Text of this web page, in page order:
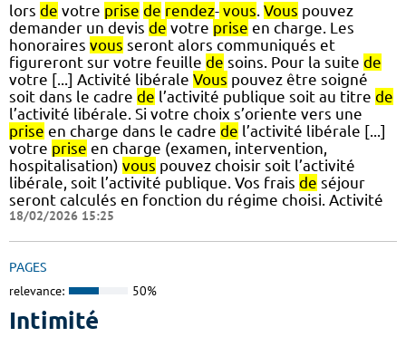
lors de votre prise de rendez- vous Vous pouvez
demander un devis de votre prise en charge. Les
honoraires vous seront alors communiqués et
figureront sur votre feuille de soins. Pour la suite de
votre [...] Activité libérale Vous pouvez être soigné
soit dans le cadre de l’activité publique soit au titre de
l’activité libérale. Si votre choix s’oriente vers une
prise en charge dans le cadre de l’activité libérale [...]
votre prise en charge (examen, intervention,
hospitalisation) vous pouvez choisir soit l’activité
libérale, soit l’activité publique. Vos frais de séjour
seront calculés en fonction du régime choisi. Activité
18/02/2026 15:25
PAGES
relevance: 50%
Intimité